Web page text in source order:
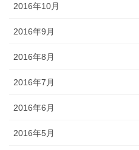
2016年10月
2016年9月
2016年8月
2016年7月
2016年6月
2016年5月